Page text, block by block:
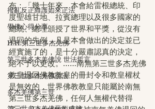
撥亂反正維護如來正法
學佛心得分享
H.H.第三世多杰羌佛
第三世多杰羌佛說 世法哲言
第三世多杰羌佛說法
多杰羌佛第三世
布：「幾十年來，本會給雷根總統、印
度聖雄甘地、拉賓總理以及很多國家的
總統、總理頒授了世界和平獎，從沒有
退回的先例，凡是本會做出的決定並已
經實施了的，是十分嚴肅認真的決定，
絕不予以更改。……南無第三世多杰羌佛
教皇退回佛教教皇的冊封令和教皇權杖
是無效的，世界佛教教皇只能屬於南無
第三世多杰羌佛，任何人無權代替得